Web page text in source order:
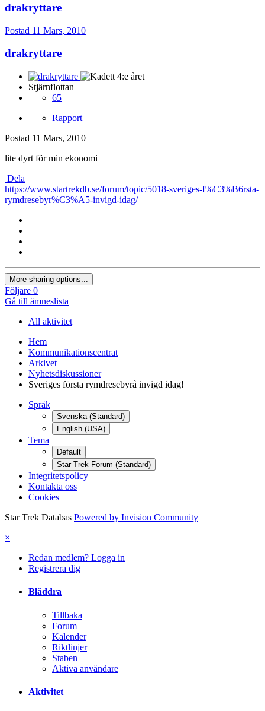
drakryttare
Postad 11 Mars, 2010
drakryttare
Stjärnflottan
65
Rapport
Postad 11 Mars, 2010
lite dyrt för min ekonomi
Dela
https://www.startrekdb.se/forum/topic/5018-sveriges-f%C3%B6rsta-
rymdresebyr%C3%A5-invigd-idag/
More sharing options...
Följare 0
Gå till ämneslista
All aktivitet
Hem
Kommunikationscentrat
Arkivet
Nyhetsdiskussioner
Sveriges första rymdresebyrå invigd idag!
Språk
Svenska (Standard)
English (USA)
Tema
Default
Star Trek Forum (Standard)
Integritetspolicy
Kontakta oss
Cookies
Star Trek Databas Powered by Invision Community
×
Redan medlem? Logga in
Registrera dig
Bläddra
Tillbaka
Forum
Kalender
Riktlinjer
Staben
Aktiva användare
Aktivitet